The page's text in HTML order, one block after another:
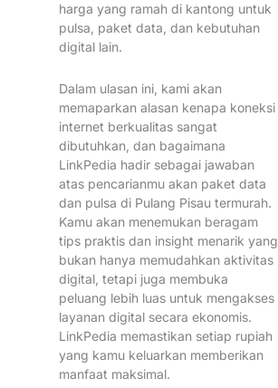
harga yang ramah di kantong untuk
pulsa, paket data, dan kebutuhan
digital lain.
Dalam ulasan ini, kami akan
memaparkan alasan kenapa koneksi
internet berkualitas sangat
dibutuhkan, dan bagaimana
LinkPedia hadir sebagai jawaban
atas pencarianmu akan paket data
dan pulsa di Pulang Pisau termurah.
Kamu akan menemukan beragam
tips praktis dan insight menarik yang
bukan hanya memudahkan aktivitas
digital, tetapi juga membuka
peluang lebih luas untuk mengakses
layanan digital secara ekonomis.
LinkPedia memastikan setiap rupiah
yang kamu keluarkan memberikan
manfaat maksimal.